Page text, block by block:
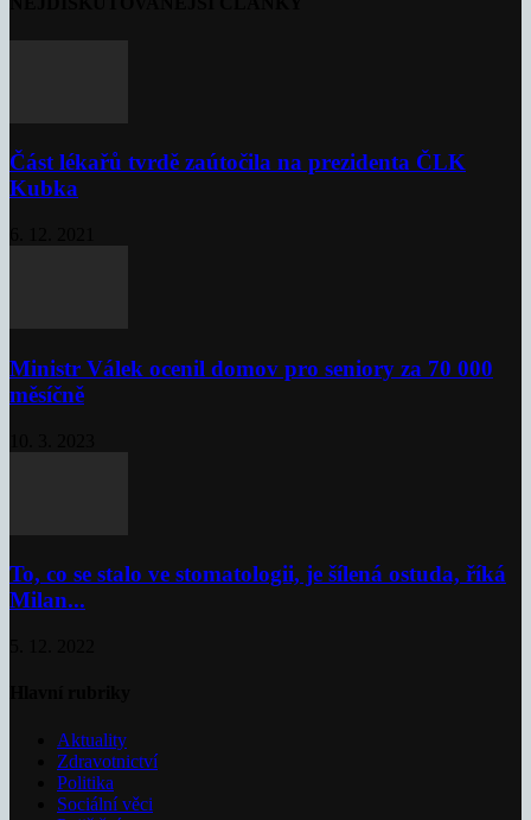
Část lékařů tvrdě zaútočila na prezidenta ČLK
Kubka
Ministr Válek ocenil domov pro seniory za 70 000
měsíčně
To, co se stalo ve stomatologii, je šílená ostuda, říká
Milan...
Aktuality
Zdravotnictví
Politika
Sociální věci